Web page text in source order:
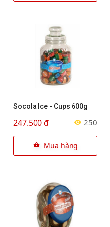
Socola Ice - Cups 600g
247.500 đ 250
Mua hàng